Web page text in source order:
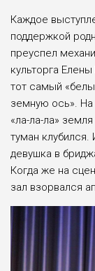
Каждое
поддержкой
преуспел
культорга
тот самый
земную ось». На
«ла-ла-ла»
туман клубился.
девушка в
Когда же на
зал взорвался